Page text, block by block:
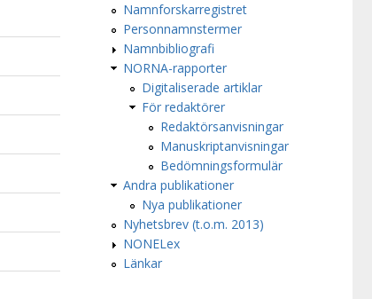
Namnforskarregistret
Personnamnstermer
Namnbibliografi
NORNA-rapporter
Digitaliserade artiklar
För redaktörer
Redaktörsanvisningar
Manuskriptanvisningar
Bedömningsformulär
Andra publikationer
Nya publikationer
Nyhetsbrev (t.o.m. 2013)
NONELex
Länkar